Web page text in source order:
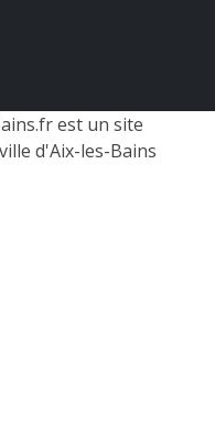
est un site
d'Aix-les-Bains